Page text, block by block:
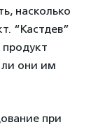
насколько
“Кастдев”
они им
при